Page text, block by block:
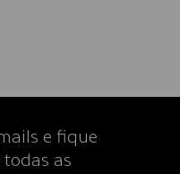
e fique
todas as